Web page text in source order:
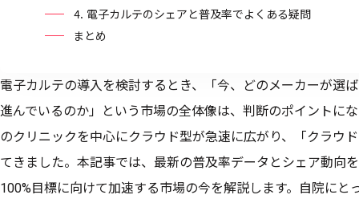
⒋ 電子カルテのシェアと普及率でよくある疑問
まとめ
電子カルテの導入を検討するとき、「今、どのメーカーが選
進んでいるのか」という市場の全体像は、判断のポイントに
のクリニックを中心にクラウド型が急速に広がり、「クラウ
てきました。本記事では、最新の普及率データとシェア動向
100%目標に向けて加速する市場の今を解説します。自院に